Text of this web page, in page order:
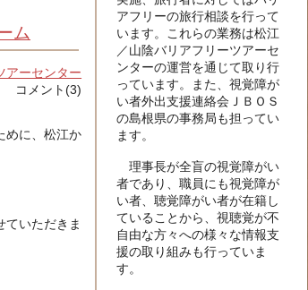
ム
アーセンター
コメント(3)
めに、松江か
ていただきま
アフリーの旅行相談を行って
います。これらの業務は松江
／山陰バリアフリーツアーセ
ンターの運営を通じて取り行
っています。また、視覚障が
い者外出支援連絡会ＪＢＯＳ
の島根県の事務局も担ってい
ます。
理事長が全盲の視覚障がい
者であり、職員にも視覚障が
い者、聴覚障がい者が在籍し
ていることから、視聴覚が不
自由な方々への様々な情報支
援の取り組みも行っていま
す。